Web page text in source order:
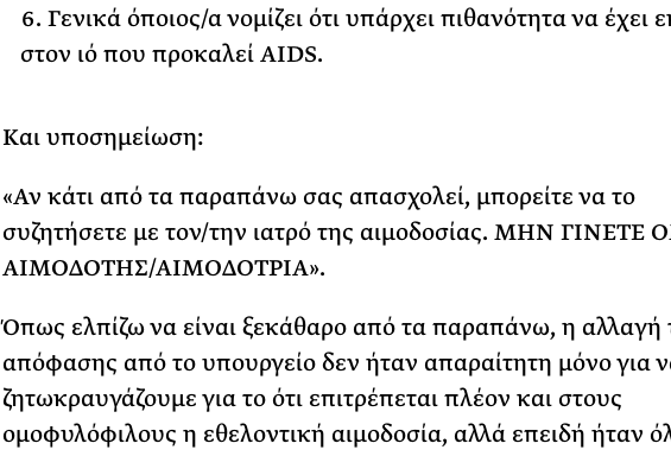
Γενικά όποιος/α νομίζει ότι υπάρχει πιθανότητα να έχει
στον ιό που προκαλεί AIDS.
Και υποσημείωση:
«Αν κάτι από τα παραπάνω σας απασχολεί, μπορείτε να το
συζητήσετε με τον/την ιατρό της αιμοδοσίας. ΜΗΝ ΓΙΝΕΤΕ
ΑΙΜΟΔΟΤΗΣ/ΑΙΜΟΔΟΤΡΙΑ».
Όπως ελπίζω να είναι ξεκάθαρο από τα παραπάνω, η αλλαγή
απόφασης από το υπουργείο δεν ήταν απαραίτητη μόνο για
ζητωκραυγάζουμε για το ότι επιτρέπεται πλέον και στους
ομοφυλόφιλους η εθελοντική αιμοδοσία, αλλά επειδή ήταν